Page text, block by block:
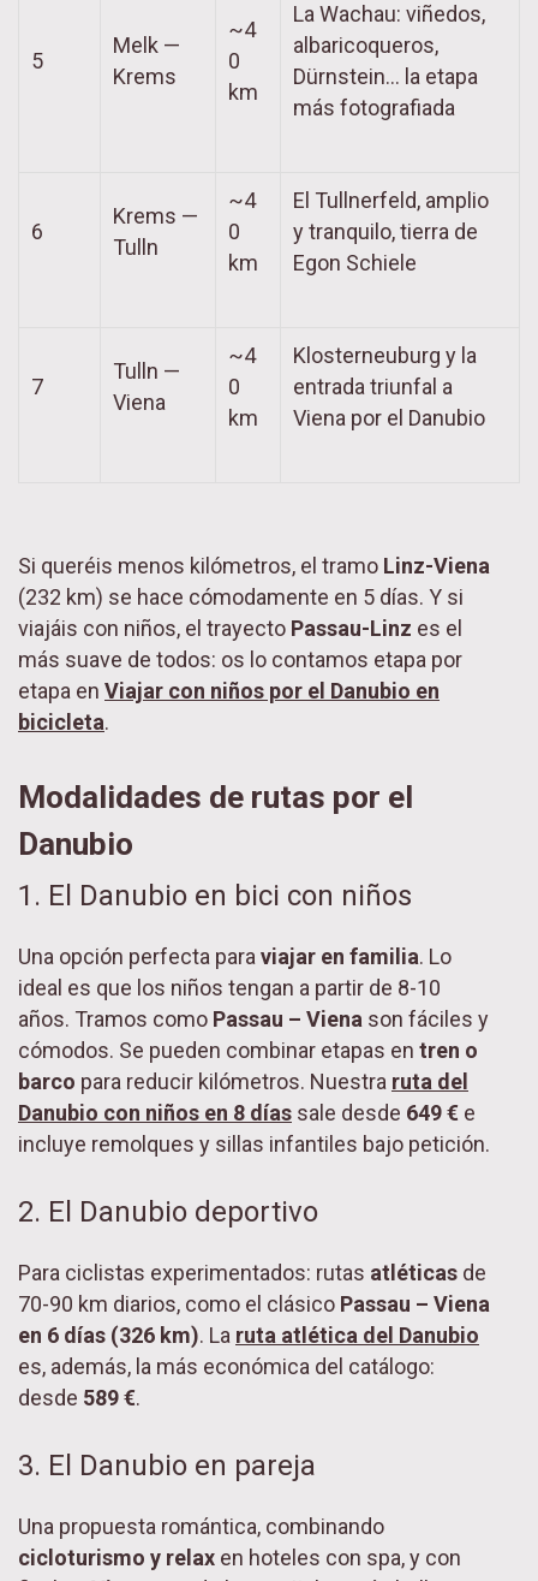
5
Melk —
Krems
~4
0
km
La Wachau: viñedos,
albaricoqueros,
Dürnstein… la etapa
más fotografiada
6
Krems —
Tulln
~4
0
km
El Tullnerfeld, amplio
y tranquilo, tierra de
Egon Schiele
7
Tulln —
Viena
~4
0
km
Klosterneuburg y la
entrada triunfal a
Viena por el Danubio
Si queréis menos kilómetros, el tramo Linz-Viena
(232 km) se hace cómodamente en 5 días. Y si
viajáis con niños, el trayecto Passau-Linz es el
más suave de todos: os lo contamos etapa por
etapa en Viajar con niños por el Danubio en
bicicleta.
Modalidades de rutas por el
Danubio
1. El Danubio en bici con niños
Una opción perfecta para viajar en familia. Lo
ideal es que los niños tengan a partir de 8-10
años. Tramos como Passau – Viena son fáciles y
cómodos. Se pueden combinar etapas en tren o
barco para reducir kilómetros. Nuestra ruta del
Danubio con niños en 8 días sale desde 649 € e
incluye remolques y sillas infantiles bajo petición.
2. El Danubio deportivo
Para ciclistas experimentados: rutas atléticas de
70-90 km diarios, como el clásico Passau – Viena
en 6 días (326 km). La ruta atlética del Danubio
es, además, la más económica del catálogo:
desde 589 €.
3. El Danubio en pareja
Una propuesta romántica, combinando
cicloturismo y relax en hoteles con spa, y con